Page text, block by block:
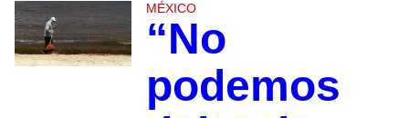
MÉXICO
“No
podemos